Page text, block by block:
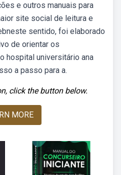
e outros manuais para
site social de leitura e
sentido, foi elaborado
de orientar os
hospital universitário ana
a passo para a.
click the button below.
MORE